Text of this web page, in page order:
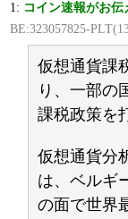
1: コイン速報がお伝
BE:323057825-
仮想通貨課
り、一部の
課税政策を
仮想通貨分
は、ベルギ
の面で世界